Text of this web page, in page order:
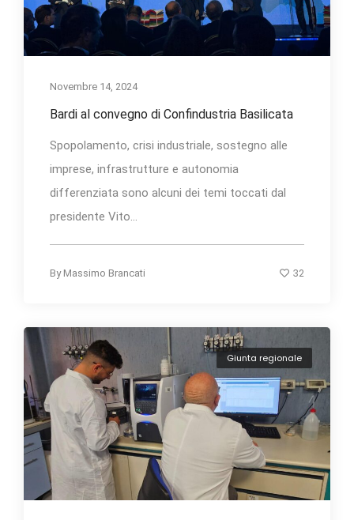
Novembre 14, 2024
Bardi al convegno di Confindustria Basilicata
Spopolamento, crisi industriale, sostegno alle
imprese, infrastrutture e autonomia
differenziata sono alcuni dei temi toccati dal
presidente Vito...
By Massimo Brancati 32
Giunta regionale